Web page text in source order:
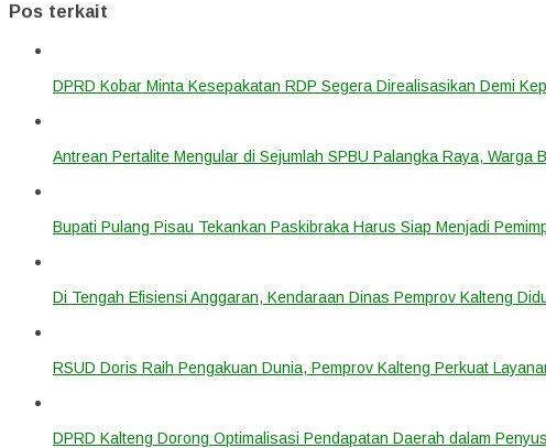
Pos terkait
DPRD Kobar Minta Kesepakatan RDP Segera Direalisasikan Demi
Antrean Pertalite Mengular di Sejumlah SPBU Palangka Raya, Warga
Bupati Pulang Pisau Tekankan Paskibraka Harus Siap Menjadi
Di Tengah Efisiensi Anggaran, Kendaraan Dinas Pemprov Kalteng
RSUD Doris Raih Pengakuan Dunia, Pemprov Kalteng Perkuat
DPRD Kalteng Dorong Optimalisasi Pendapatan Daerah dalam